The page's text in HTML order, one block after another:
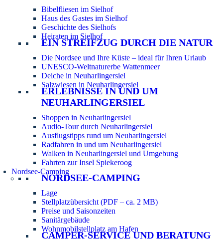
Bibelfliesen im Sielhof
Haus des Gastes im Sielhof
Geschichte des Sielhofs
Heiraten im Sielhof
EIN STREIFZUG DURCH DIE NATUR
Die Nordsee und Ihre Küste – ideal für Ihren Urlaub
UNESCO-Weltnaturerbe Wattenmeer
Deiche in Neuharlingersiel
Salzwiesen in Neuharlingersiel
ERLEBNISSE IN UND UM
NEUHARLINGERSIEL
Shoppen in Neuharlingersiel
Audio-Tour durch Neuharlingersiel
Ausflugstipps rund um Neuharlingersiel
Radfahren in und um Neuharlingersiel
Walken in Neuharlingersiel und Umgebung
Fahrten zur Insel Spiekeroog
Nordsee-Camping
NORDSEE-CAMPING
Lage
Stellplatzübersicht (PDF – ca. 2 MB)
Preise und Saisonzeiten
Sanitärgebäude
Wohnmobilstellplatz am Hafen
CAMPER-SERVICE UND BERATUNG